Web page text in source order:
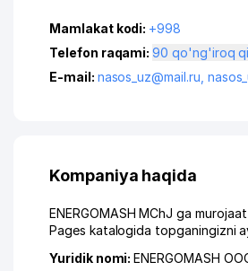
Mamlakat kodi: +998
Telefon raqami:
90 qo'ng'iroq
E-mail: nasos_uz@mail.ru
Kompaniya haqida
ENERGOMASH MChJ ga
Pages katalogida topganingizni
Yuridik nomi:ENERGOMASH